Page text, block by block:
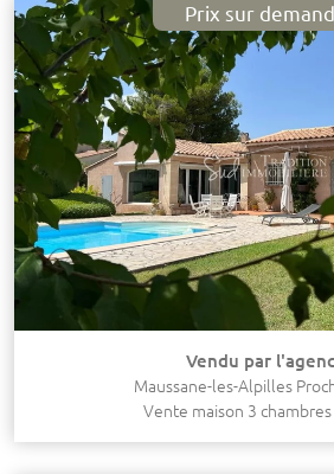
Prix sur
Vendu par
Maussane-les-Alpilles
Vente maison 3 chambres